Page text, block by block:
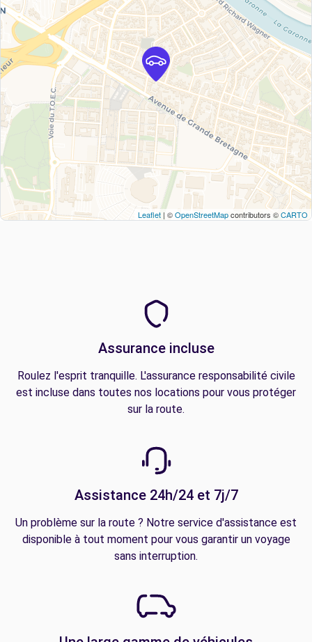
Leaflet | ©OpenStreetMapcontributors ©CARTO
Assurance incluse
Roulez l'esprit tranquille. L'assurance responsabilité civile
est incluse dans toutes nos locations pour vous protéger
sur la route.
Assistance 24h/24 et 7j/7
Un problème sur la route ? Notre service d'assistance est
disponible à tout moment pour vous garantir un voyage
sans interruption.